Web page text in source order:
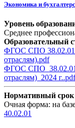
Экономика и
Уровень
Среднее
Образовательный
ФГОС СПО 38.02.01
отраслям).pdf
ФГОС СПО_38.02.01
отраслям)_2024 г..pdf
Нормативный срок
Очная форма: на
40.02.01